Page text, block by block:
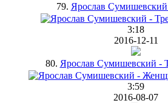
79. Ярослав
3:18
2016-12-11
80. Ярослав Сумишевский -
3:59
2016-08-07